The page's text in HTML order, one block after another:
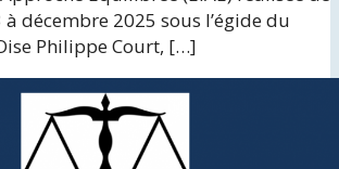
décembre 2025 sous l’égide du
Philippe Court, […]